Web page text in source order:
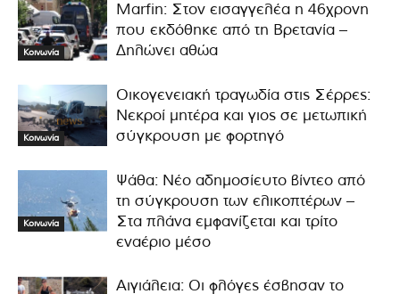
Κοινωνία
Marfin: Στον εισαγγελέα η 46χρονη
που εκδόθηκε από τη Βρετανία –
Δηλώνει αθώα
Κοινωνία
Οικογενειακή τραγωδία στις Σέρρες:
Νεκροί μητέρα και γιος σε μετωπική
σύγκρουση με φορτηγό
Κοινωνία
Ψάθα: Νέο αδημοσίευτο βίντεο από
τη σύγκρουση των ελικοπτέρων –
Στα πλάνα εμφανίζεται και τρίτο
εναέριο μέσο
Αιγιάλεια: Οι φλόγες έσβησαν το